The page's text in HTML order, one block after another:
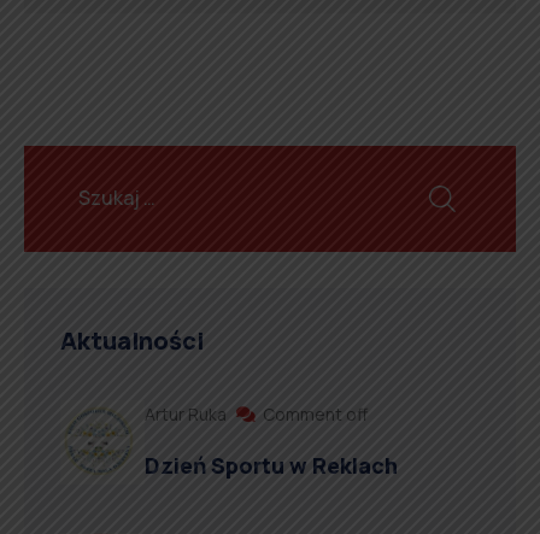
Aktualności
Artur Ruka Comment off
Dzień Sportu w Reklach